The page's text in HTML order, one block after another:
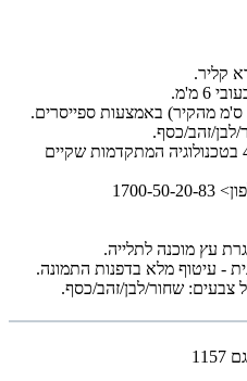
קליר.
מ'מ.
לבן/זהב/כסף.
הדפסה על הזכוכית הינה באיכות 4K בטכנולוגיה המתקדמות שקיים
50-20-83
עץ מוכנה לתלייה.
- עיטוף מלא בדפנות התמונה.
צבעים: שחור/לבן/זהב/כסף.